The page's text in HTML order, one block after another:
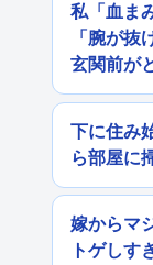
私「血ま
「腕が
玄関前が
下に住み
ら部屋に
嫁からマ
トゲしす